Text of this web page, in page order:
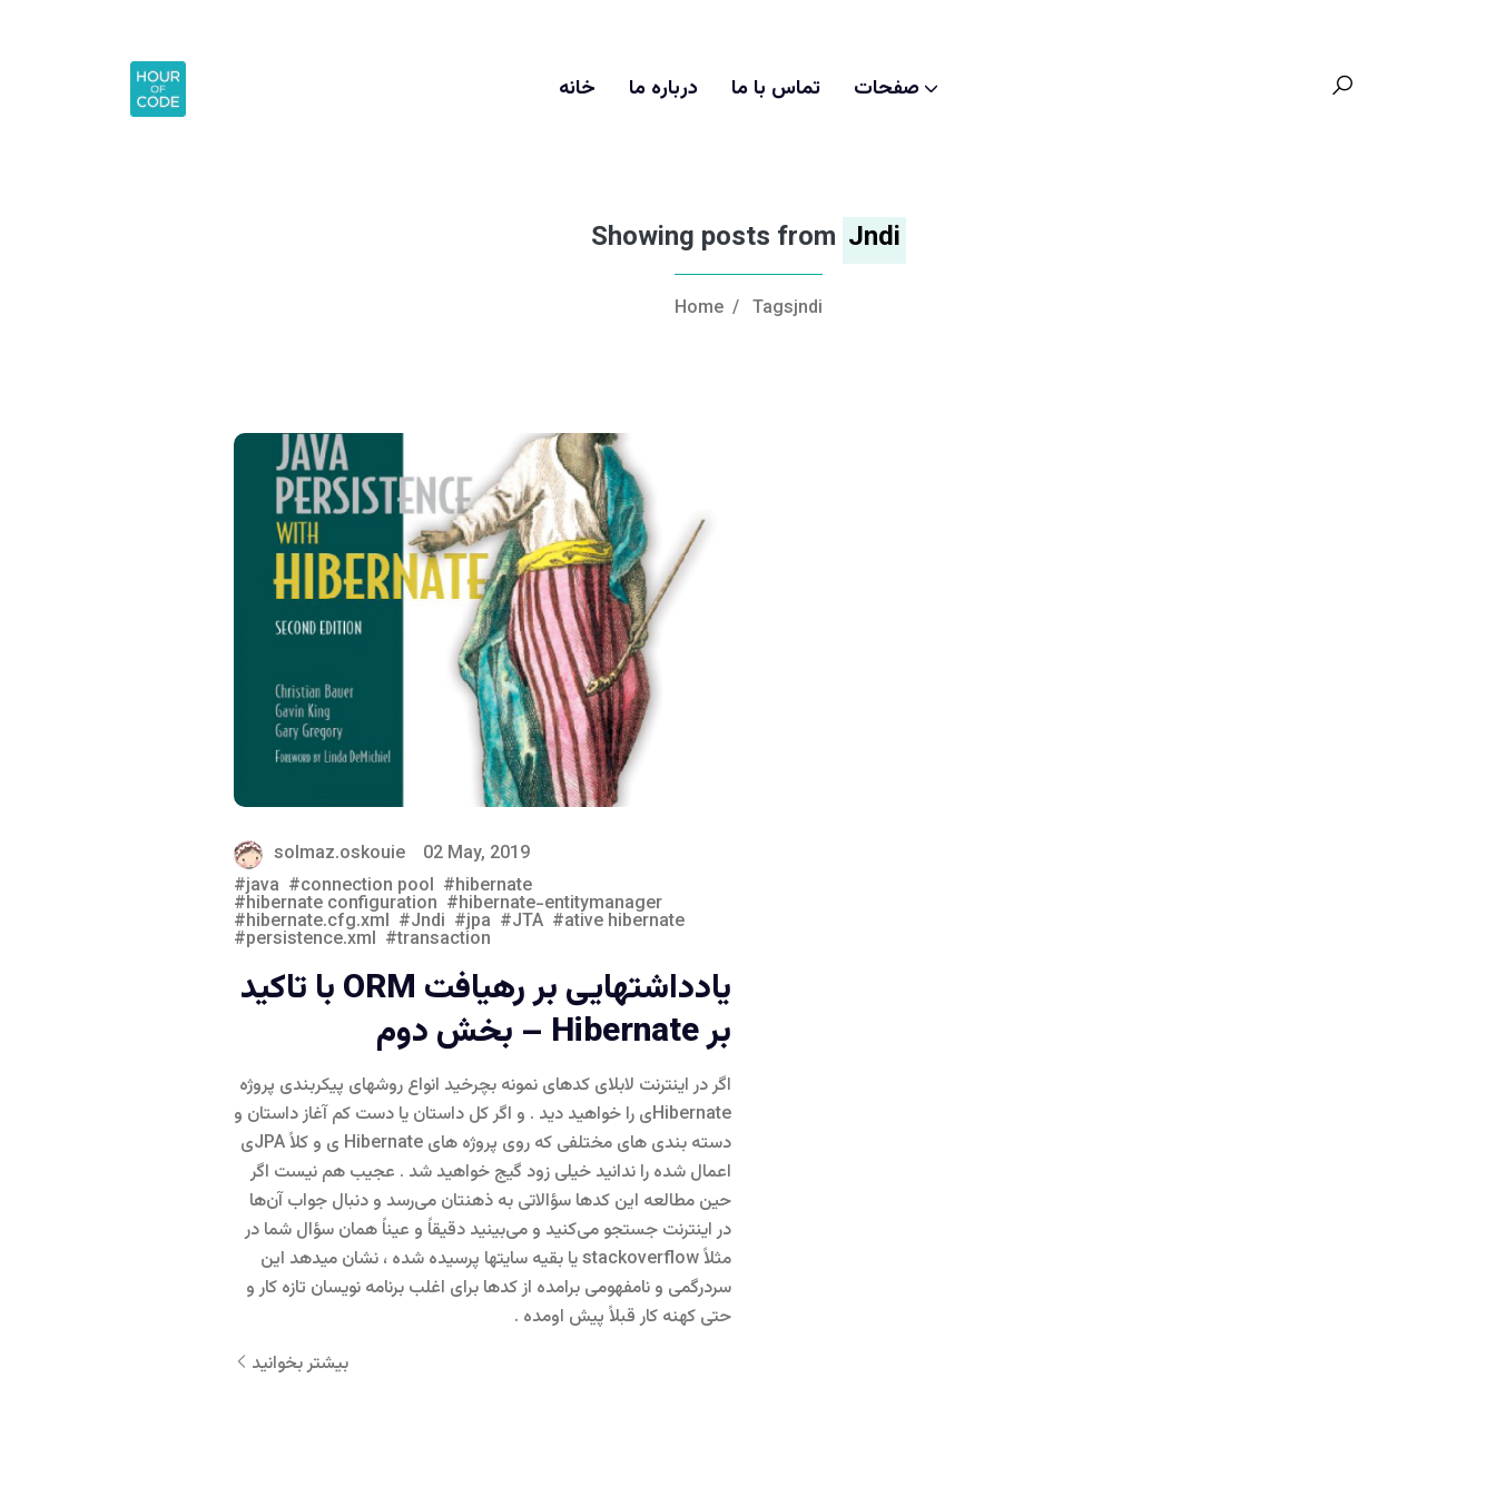
خانه درباره ما تماس با ما صفحات
Showing posts from Jndi
Home / Tagsjndi
solmaz.oskouie
02 May, 2019
java
connection pool hibernate
hibernate configuration hibernate-entitymanager
hibernate.cfg.xml Jndi jpa JTA ative hibernate
persistence.xml transaction
یادداشتهایی بر رهیافت ORM با تاکید
بر Hibernate – بخش دوم
اگر در اینترنت لابلای کدهای نمونه بچرخید انواع روشهای پیکربندی پروژه
Hibernateی را خواهید دید . و اگر کل داستان یا دست کم آغاز داستان و
دسته بندی های مختلفی که روی پروژه های Hibernate ی و کلاً JPAی
اعمال شده را ندانید خیلی زود گیج خواهید شد . عجیب هم نیست اگر
حین مطالعه این کدها سؤالاتی به ذهنتان می‌رسد و دنبال جواب آن‌ها
در اینترنت جستجو می‌کنید و می‌بینید دقیقاً و عیناً همان سؤال شما در
مثلاً stackoverflow یا بقیه سایتها پرسیده شده ، نشان میدهد این
سردرگمی و نامفهومی برامده از کدها برای اغلب برنامه نویسان تازه کار و
حتی کهنه کار قبلاً پیش اومده .
بیشتر بخوانید